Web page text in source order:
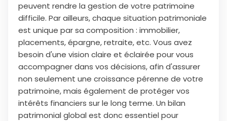
peuvent rendre la gestion de votre patrimoine
difficile. Par ailleurs, chaque situation patrimoniale
est unique par sa composition : immobilier,
placements, épargne, retraite, etc. Vous avez
besoin d'une vision claire et éclairée pour vous
accompagner dans vos décisions, afin d'assurer
non seulement une croissance pérenne de votre
patrimoine, mais également de protéger vos
intérêts financiers sur le long terme. Un bilan
patrimonial global est donc essentiel pour